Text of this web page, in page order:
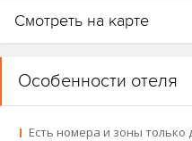
Главный остров открыт в 1995
проведена в 2018 году,
См. карту курорта - 2025.
Смотреть на карте
Особенности отеля
Есть номера и зоны только